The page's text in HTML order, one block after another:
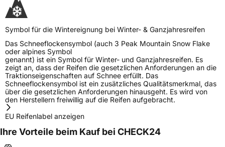
Symbol für die Wintereignung bei Winter- & Ganzjahresreifen
Das Schneeflockensymbol (auch 3 Peak Mountain Snow Flake
oder alpines Symbol
genannt) ist ein Symbol für Winter- und Ganzjahresreifen. Es
zeigt an, dass der Reifen die gesetzlichen Anforderungen an die
Traktionseigenschaften auf Schnee erfüllt. Das
Schneeflockensymbol ist ein zusätzliches Qualitätsmerkmal, das
über die gesetzlichen Anforderungen hinausgeht. Es wird von
den Herstellern freiwillig auf die Reifen aufgebracht.
EU Reifenlabel anzeigen
Ihre Vorteile beim Kauf bei CHECK24